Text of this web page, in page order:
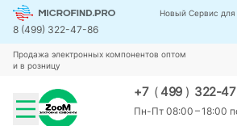
Новый Сервис для
8 (499) 322-47-86
Продажа электронных компонентов оптом
и в розницу
+7 (499 ) 322-
Пн-Пт 08:00 – 18:00